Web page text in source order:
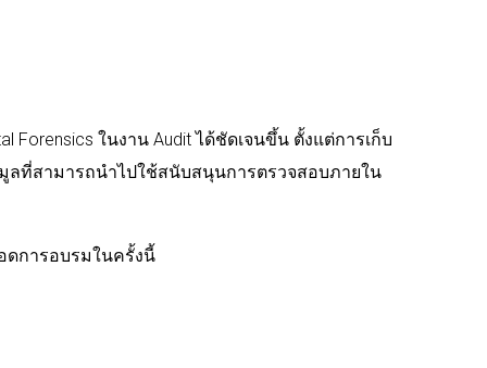
Forensics ในงาน Audit ได้ชัดเจนขึ้น ตั้งแต่การเก็บ
ลที่สามารถนำไปใช้สนับสนุนการตรวจสอบภายใน
ดการอบรมในครั้งนี้